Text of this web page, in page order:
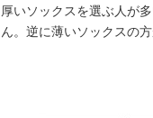
厚いソックスを選ぶ人が
ん。逆に薄いソックスの